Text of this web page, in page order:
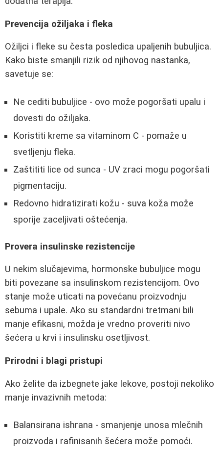
Prevencija ožiljaka i fleka
Ožiljci i fleke su česta posledica upaljenih bubuljica.
Kako biste smanjili rizik od njihovog nastanka,
savetuje se:
Ne cediti bubuljice - ovo može pogoršati upalu i
dovesti do ožiljaka.
Koristiti kreme sa vitaminom C - pomaže u
svetljenju fleka.
Zaštititi lice od sunca - UV zraci mogu pogoršati
pigmentaciju.
Redovno hidratizirati kožu - suva koža može
sporije zaceljivati oštećenja.
Provera insulinske rezistencije
U nekim slučajevima, hormonske bubuljice mogu
biti povezane sa insulinskom rezistencijom. Ovo
stanje može uticati na povećanu proizvodnju
sebuma i upale. Ako su standardni tretmani bili
manje efikasni, možda je vredno proveriti nivo
šećera u krvi i insulinsku osetljivost.
Prirodni i blagi pristupi
Ako želite da izbegnete jake lekove, postoji nekoliko
manje invazivnih metoda:
Balansirana ishrana - smanjenje unosa mlečnih
proizvoda i rafinisanih šećera može pomoći.